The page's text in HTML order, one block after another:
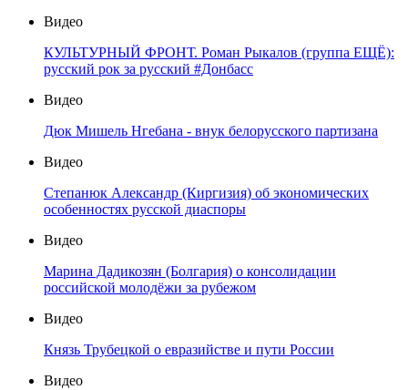
Видео
КУЛЬТУРНЫЙ ФРОНТ. Роман Рыкалов (группа ЕЩЁ):
русский рок за русский #Донбасс
Видео
Дюк Мишель Нгебана - внук белорусского партизана
Видео
Степанюк Александр (Киргизия) об экономических
особенностях русской диаспоры
Видео
Марина Дадикозян (Болгария) о консолидации
российской молодёжи за рубежом
Видео
Князь Трубецкой о евразийстве и пути России
Видео